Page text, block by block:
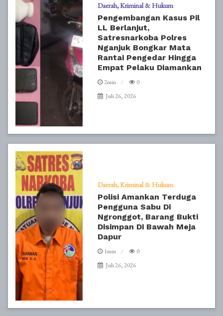
Daerah Kriminal & Hukum
Pengembangan Kasus Pil
LL Berlanjut,
Satresnarkoba Polres
Nganjuk Bongkar Mata
Rantai Pengedar Hingga
Empat Pelaku Diamankan
2min
0
Juli 26, 2026
Daerah Kriminal & Hukum
Polisi Amankan Terduga
Pengguna Sabu Di
Ngronggot, Barang Bukti
Disimpan Di Bawah Meja
Dapur
1min
0
Juli 26, 2026